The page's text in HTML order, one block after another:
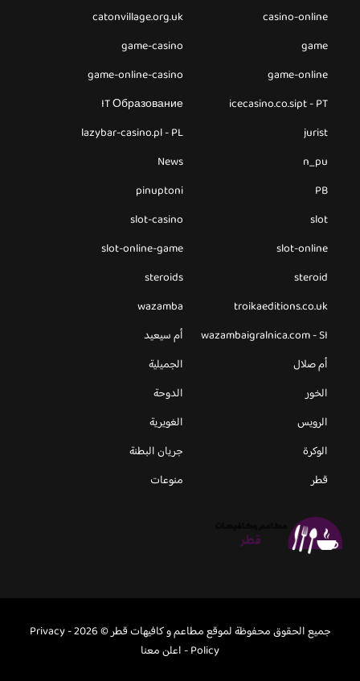
casino-online
catonvillage.org.uk
game
game-casino
game-online
game-online-casino
icecasino.co.sipt - PT
IT Образование
jurist
lazybar-casino.pl - PL
n_pu
News
PB
pinuptoni
slot
slot-casino
slot-online
slot-online-game
steroid
steroids
troikaeditions.co.uk
wazamba
wazambaigralnica.com - SI
أم سيعيد
أم صلال
الجميلية
الخور
الدوحة
الرويس
الغويرية
الوكرة
جريان البطنة
قطر
منوعات
جميع الحقوق محفوظة لموقع مطاعم و كافيهات قطر © 2026 -
Privacy
Policy
-اعلن معنا